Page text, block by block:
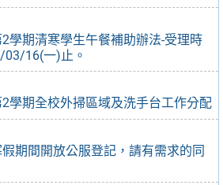
學期清寒學生午餐補助辦法-受理時
16(一)止。
2學期全校外掃區域及洗手台工作分配
假期間開放公服登記，請有需求的同